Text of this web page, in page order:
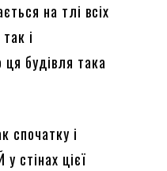
на тлі всіх
і
ця будівля така
спочатку і
стінах цієї